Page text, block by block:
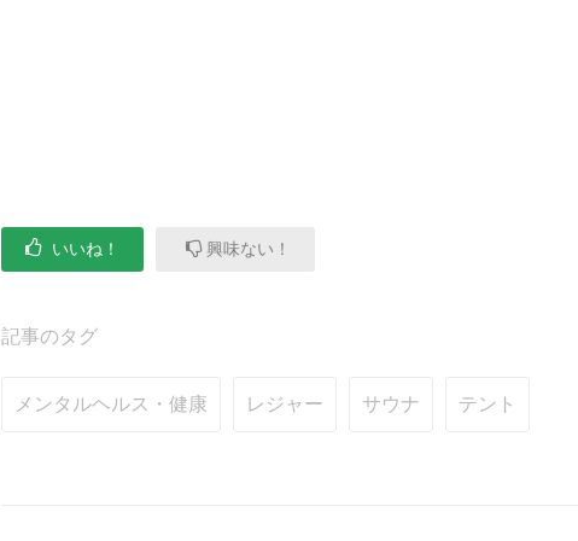
いいね！ 興味ない！
記事のタグ
メンタルヘルス・健康 レジャー サウナ テント